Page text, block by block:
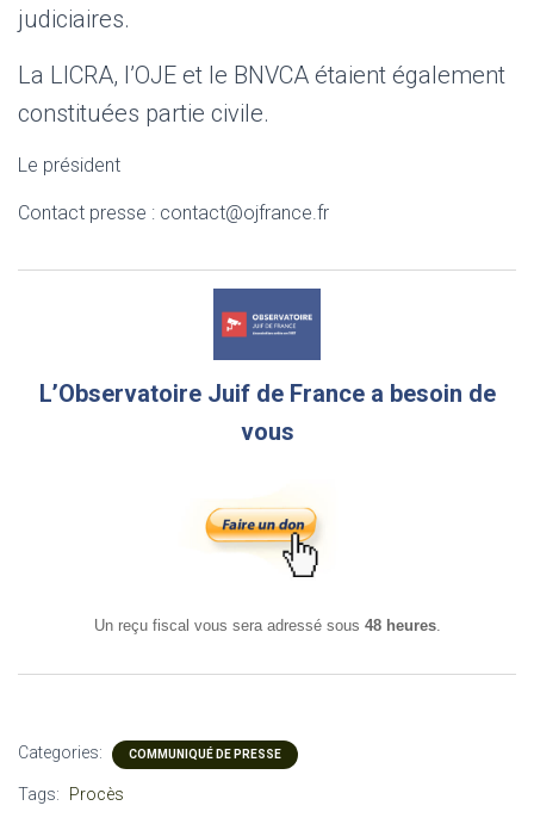
judiciaires.
La LICRA, l’OJE et le BNVCA étaient également
constituées partie civile.
Le président
Contact presse : contact@ojfrance.fr
L’Observatoire Juif de France a besoin de
vous
Un reçu fiscal vous sera adressé sous 48 heures.
Categories: COMMUNIQUÉ DE PRESSE
Tags: Procès